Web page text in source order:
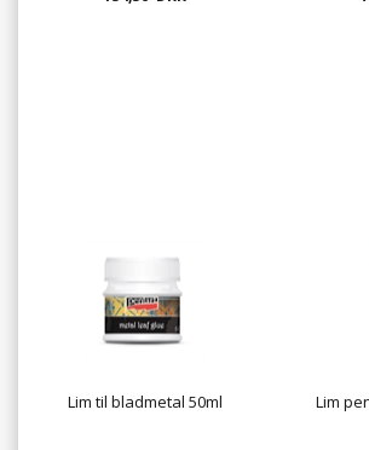
Lim til bladmetal 50ml
Lim